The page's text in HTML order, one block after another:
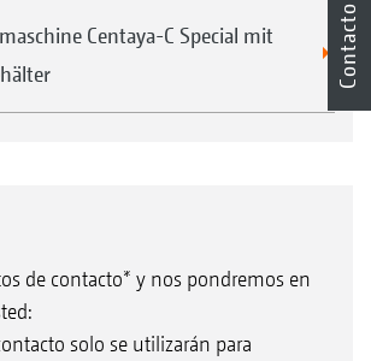
Centaya-C Special mit
de contacto* y nos pondremos en
solo se utilizarán para
Contacto